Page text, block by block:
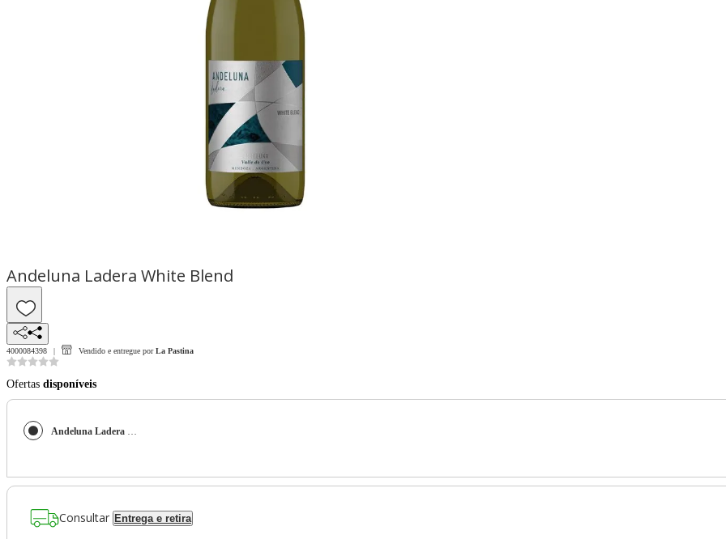
Andeluna Ladera White Blend
4000084398 Vendido e entregue por La Pastina
Ofertas disponíveis
Andeluna Ladera White Blend
Consultar Entrega e retira